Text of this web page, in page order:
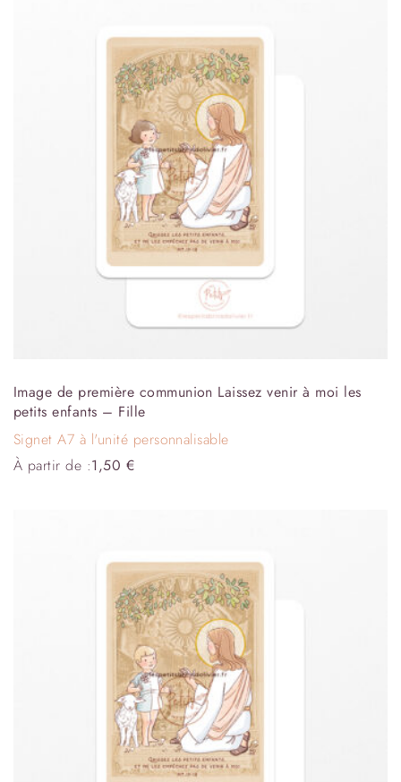
Image de première communion Laissez venir à moi les
petits enfants – Fille
Signet A7 à l'unité personnalisable
À partir de :1,50 €